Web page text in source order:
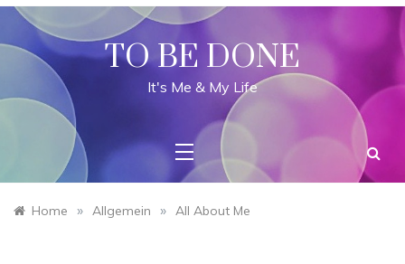
Skip
content
TO BE DONE
It's Me & My Life
Home » Allgemein » All About Me